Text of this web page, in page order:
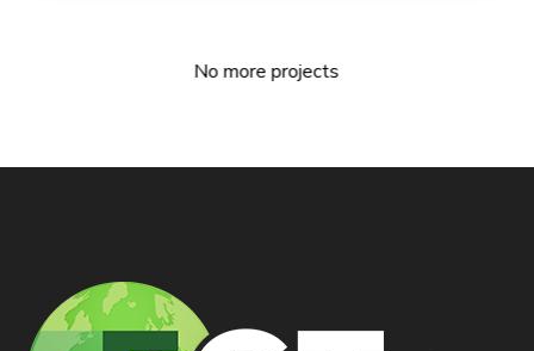
No more projects